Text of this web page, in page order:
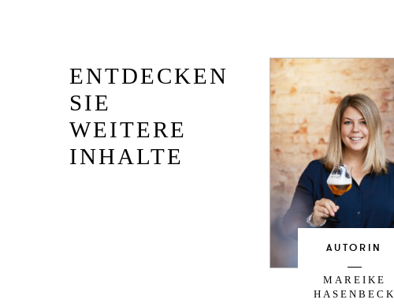
ENTDECKEN
SIE
WEITERE
INHALTE
AUTORIN
MAREIKE
HASENBECK